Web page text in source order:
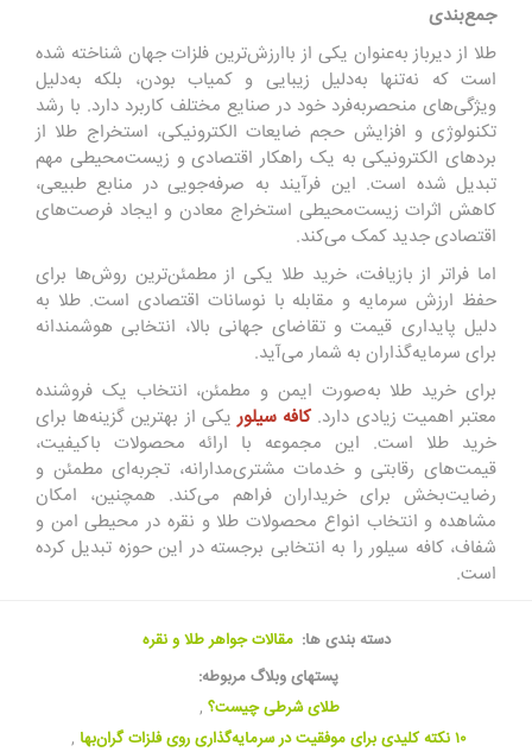
جمع‌بندی
طلا از دیرباز به‌عنوان یکی از باارزش‌ترین فلزات جهان شناخته شده
است که نه‌تنها به‌دلیل زیبایی و کمیاب بودن، بلکه به‌دلیل
ویژگی‌های منحصر‌به‌فرد خود در صنایع مختلف کاربرد دارد. با رشد
تکنولوژی و افزایش حجم ضایعات الکترونیکی، استخراج طلا از
بردهای الکترونیکی به یک راهکار اقتصادی و زیست‌محیطی مهم
تبدیل شده است. این فرآیند به صرفه‌جویی در منابع طبیعی،
کاهش اثرات زیست‌محیطی استخراج معادن و ایجاد فرصت‌های
اقتصادی جدید کمک می‌کند.
اما فراتر از بازیافت، خرید طلا یکی از مطمئن‌ترین روش‌ها برای
حفظ ارزش سرمایه و مقابله با نوسانات اقتصادی است. طلا به
دلیل پایداری قیمت و تقاضای جهانی بالا، انتخابی هوشمندانه
برای سرمایه‌گذاران به شمار می‌آید.
برای خرید طلا به‌صورت ایمن و مطمئن، انتخاب یک فروشنده
معتبر اهمیت زیادی دارد.کافه سیلور یکی از بهترین گزینه‌ها برای
خرید طلا است. این مجموعه با ارائه محصولات باکیفیت،
قیمت‌های رقابتی و خدمات مشتری‌مدارانه، تجربه‌ای مطمئن و
رضایت‌بخش برای خریداران فراهم می‌کند. همچنین، امکان
مشاهده و انتخاب انواع محصولات طلا و نقره در محیطی امن و
شفاف، کافه سیلور را به انتخابی برجسته در این حوزه تبدیل کرده
است.
دسته بندی ها: مقالات جواهر طلا و نقره
پستهای وبلاگ مربوطه:
طلای شرطی چیست؟ ,
۱۰ نکته کلیدی برای موفقیت در سرمایه‌گذاری روی فلزات گران‌بها
,